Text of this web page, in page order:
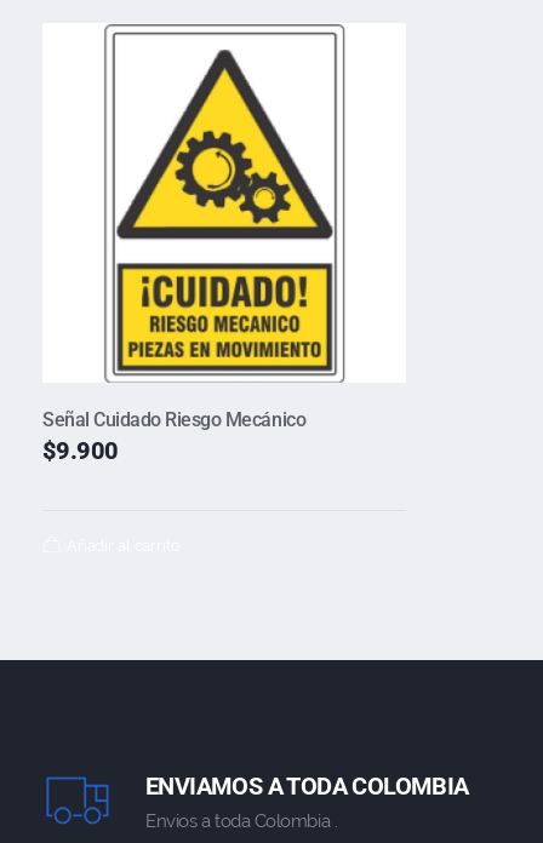
Señal Cuidado Riesgo Mecánico
$9.900
ENVIAMOS A TODA COLOMBIA
Envios a toda Colombia .